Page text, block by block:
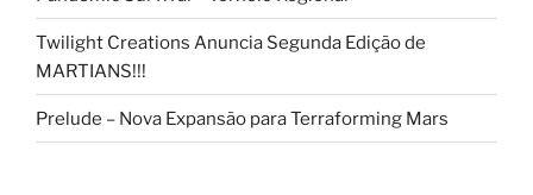
Twilight Creations Anuncia Segunda Edição de
MARTIANS!!!
Prelude – Nova Expansão para Terraforming Mars